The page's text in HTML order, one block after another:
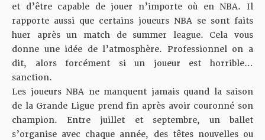
et d’être capable de jouer n’importe où en NBA. Il
rapporte aussi que certains joueurs NBA se sont faits
huer après un match de summer league. Cela vous
donne une idée de l’atmosphère. Professionnel on a
dit, alors forcément si un joueur est horrible…
sanction.
Les joueurs NBA ne manquent jamais quand la saison
de la Grande Ligue prend fin après avoir couronné son
champion. Entre juillet et septembre, un ballet
s’organise avec chaque année, des têtes nouvelles ou